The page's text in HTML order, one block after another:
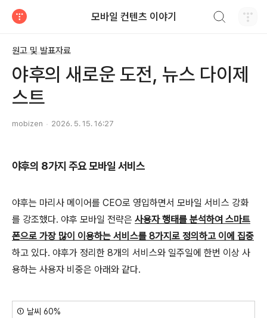
모바일 컨텐츠 이야기
원고 및 발표자료
야후의 새로운 도전, 뉴스 다이제
스트
mobizen 2026. 5. 15. 16:27
야후의 8가지 주요 모바일 서비스
야후는 마리사 메이어를 CEO로 영입하면서 모바일 서비스 강화
를 강조했다. 야후 모바일 전략은 사용자 행태를 분석하여 스마트
폰으로 가장 많이 이용하는 서비스를 8가지로 정의하고 이에 집중
하고 있다. 야후가 정리한 8개의 서비스와 일주일에 한번 이상 사
용하는 사용자 비중은 아래와 같다.
① 날씨 60%